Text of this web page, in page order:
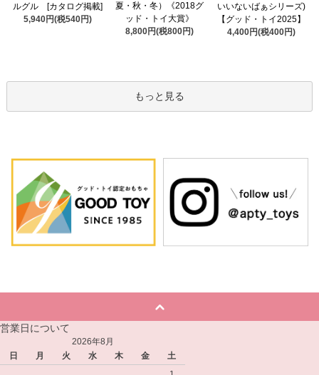
ルグル [カタログ掲載]
5,940円(税540円)
夏・秋・冬）《2018グ
ッド・トイ大賞》
8,800円(税800円)
いいないばぁシリーズ)
【グッド・トイ2025】
4,400円(税400円)
もっと見る
営業日について
2026年8月
日
月 火 水 木 金
土